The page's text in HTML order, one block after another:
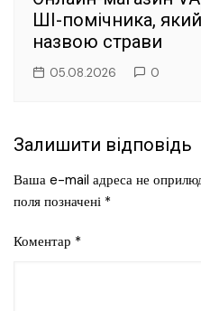
ШІ-помічника,
назвою страви
05.08.2026 0
Залишити відповідь
Ваша e-mail адреса не
поля позначені *
Коментар *